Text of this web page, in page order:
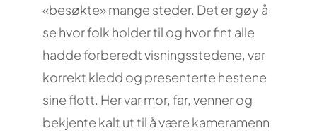
«besøkte» mange steder. Det er gøy å
se hvor folk holder til og hvor fint alle
hadde forberedt visningsstedene, var
korrekt kledd og presenterte hestene
sine flott. Her var mor, far, venner og
bekjente kalt ut til å være kameramenn